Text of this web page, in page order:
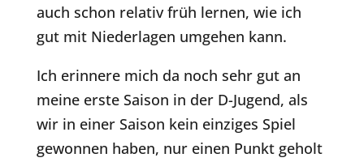
auch schon relativ früh lernen, wie ich
gut mit Niederlagen umgehen kann.
Ich erinnere mich da noch sehr gut an
meine erste Saison in der D-Jugend, als
wir in einer Saison kein einziges Spiel
gewonnen haben, nur einen Punkt geholt